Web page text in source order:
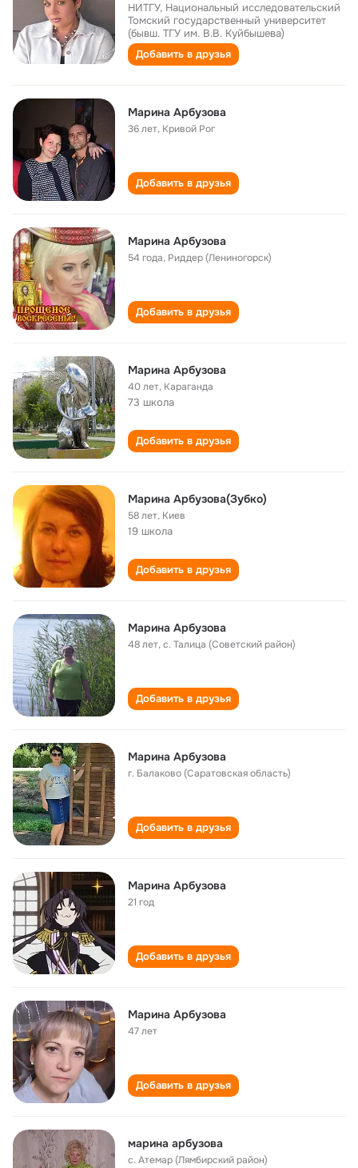
НИТГУ, Национальный исследовательский
Томский государственный университет
(бывш. ТГУ им. В.В. Куйбышева)
Добавить в друзья
Марина Арбузова
36 лет, Кривой Рог
Добавить в друзья
Марина Арбузова
54 года, Риддер (Лениногорск)
Добавить в друзья
Марина Арбузова
40 лет, Караганда
73 школа
Добавить в друзья
Марина Арбузова(Зубко)
58 лет, Киев
19 школа
Добавить в друзья
Марина Арбузова
48 лет,с. Талица (Советский район)
Добавить в друзья
Марина Арбузова
г. Балаково (Саратовская область)
Добавить в друзья
Марина Арбузова
21 год
Добавить в друзья
Марина Арбузова
47 лет
Добавить в друзья
марина арбузова
с. Атемар (Лямбирский район)